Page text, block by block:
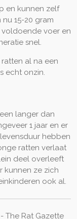
en kunnen zelf
15-20 gram
voldoende voer en
snel.
al na een
echt onzin.
langer dan
1 jaar en er
hebben
ratten verlaat
deel overleeft
kunnen ze zich
ook al.
The Rat Gazette